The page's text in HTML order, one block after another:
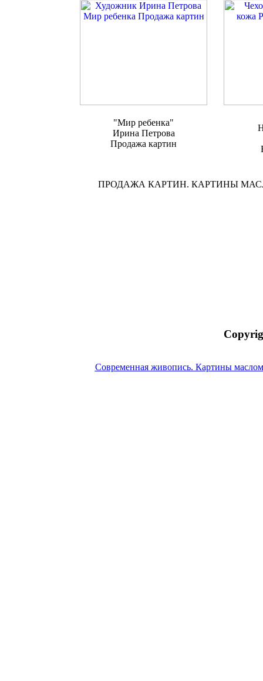
"Мир ребенка"
Ирина Петрова
Продажа картин
ПРОДАЖА КАРТИН. КАРТИНЫ
Современная живопись. Картины